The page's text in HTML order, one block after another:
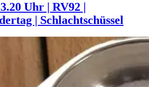
Uhr | RV92 |
| Schlachtschüssel